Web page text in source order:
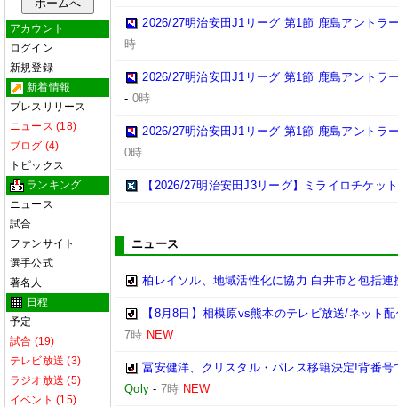
アカウント
ログイン
新規登録
新着情報
プレスリリース
ニュース (18)
ブログ (4)
トピックス
ランキング
ニュース
試合
ファンサイト
選手公式
著名人
日程
予定
試合 (19)
テレビ放送 (3)
ラジオ放送 (5)
イベント (15)
2026/27明治安田J1リーグ 第1節 鹿島アントラ
時
2026/27明治安田J1リーグ 第1節 鹿島アントラ
- 0時
2026/27明治安田J1リーグ 第1節 鹿島アントラ
0時
【2026/27明治安田J3リーグ】ミライロチケッ
ニュース
柏レイソル、地域活性化に協力 白井市と包括連
【8月8日】相模原vs熊本のテレビ放送/ネット
7時 NEW
冨安健洋、クリスタル・パレス移籍決定!背番
Qoly - 7時 NEW